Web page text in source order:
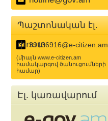
Պաշտոնական էլ.
փոստ
39136916@e-citizen.am
(միայն www.e-citizen.am
համակարգով ծանուցումների
համար)
Էլ. կառավարում